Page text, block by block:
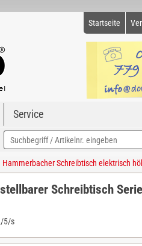
Startseite
Service
Hammerbacher Schreibtisch elektrisch
Schreibtisch
5/s